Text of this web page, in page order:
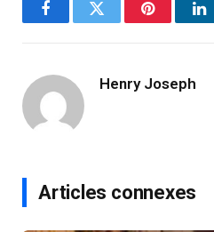
FacebookTwitter Pinterest
Henry Joseph
Articles connexes